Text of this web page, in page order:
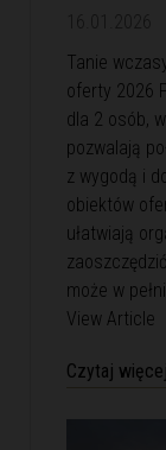
Tanie
oferty 2026
dla 2 osób,
pozwalają
z wygodą i
obiektów
ułatwiają
może w
View Article
Czytaj